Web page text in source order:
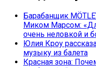
Барабанщик
Миком Марсом:
очень неловкой и
Юлия Кроу
музыку из балета
Красная зона: